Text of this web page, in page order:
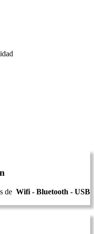
de Wifi - Bluetooth - USB